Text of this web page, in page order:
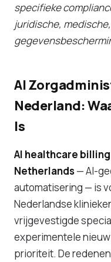
specifieke
juridische,
AI
Nederland:
Is
AI healthcare
Netherlands— AI-
automatisering — is
Nederlandse
vrijgevestigde
experimentele
prioriteit. De